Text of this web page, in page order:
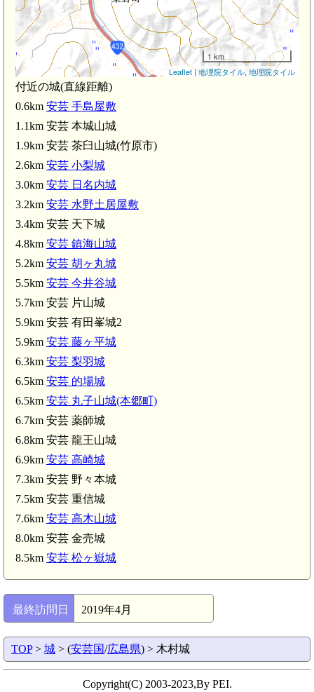
1 km
Leaflet|地理院タイル, 地理院タイル
付近の城(直線距離)
0.6km 安芸 手島屋敷
1.1km 安芸 本城山城
1.9km 安芸 茶臼山城(竹原市)
2.6km 安芸 小梨城
3.0km 安芸 日名内城
3.2km 安芸 水野土居屋敷
3.4km 安芸 天下城
4.8km 安芸 鎮海山城
5.2km 安芸 胡ヶ丸城
5.5km 安芸 今井谷城
5.7km 安芸 片山城
5.9km 安芸 有田峯城2
5.9km 安芸 藤ヶ平城
6.3km 安芸 梨羽城
6.5km 安芸 的場城
6.5km 安芸 丸子山城(本郷町)
6.7km 安芸 薬師城
6.8km 安芸 龍王山城
6.9km 安芸 高崎城
7.3km 安芸 野々本城
7.5km 安芸 重信城
7.6km 安芸 高木山城
8.0km 安芸 金売城
8.5km 安芸 松ヶ嶽城
最終訪問日 2019年4月
TOP> 城 > (安芸国/広島県) > 木村城
Copyright(C) 2003-2023,By PEI.